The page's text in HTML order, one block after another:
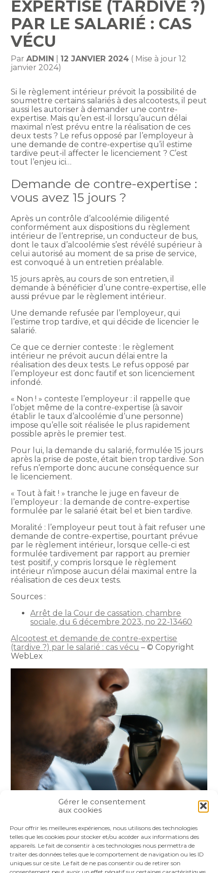
Gérer le consentement
aux cookies
Pour offrir les meilleures expériences, nous utilisons des technologies
telles que les cookies pour stocker et/ou accéder aux informations des
appareils. Le fait de consentir à ces technologies nous permettra de
traiter des données telles que le comportement de navigation ou les ID
uniques sur ce site. Le fait de ne pas consentir ou de retirer son
EXPERTISE (TARDIVE ?)
PAR LE SALARIÉ : CAS
VÉCU
ParADMIN 12 JANVIER 2024 ( Mise à jour 12
janvier 2024)
Si le règlement intérieur prévoit la possibilité de
soumettre certains salariés à des alcootests, il peut
aussi les autoriser à demander une contre-
expertise. Mais qu’en est-il lorsqu’aucun délai
maximal n’est prévu entre la réalisation de ces
deux tests ? Le refus opposé par l’employeur à
une demande de contre-expertise qu’il estime
tardive peut-il affecter le licenciement ? C’est
tout l’enjeu ici…
Demande de contre-expertise :
vous avez 15 jours ?
Après un contrôle d’alcoolémie diligenté
conformément aux dispositions du règlement
intérieur de l’entreprise, un conducteur de bus,
dont le taux d’alcoolémie s’est révélé supérieur à
celui autorisé au moment de sa prise de service,
est convoqué à un entretien préalable.
15 jours après, au cours de son entretien, il
demande à bénéficier d’une contre-expertise, elle
aussi prévue par le règlement intérieur.
Une demande refusée par l’employeur, qui
l’estime trop tardive, et qui décide de licencier le
salarié.
Ce que ce dernier conteste : le règlement
intérieur ne prévoit aucun délai entre la
réalisation des deux tests. Le refus opposé par
l’employeur est donc fautif et son licenciement
infondé.
« Non ! » conteste l’employeur : il rappelle que
l’objet même de la contre-expertise (à savoir
établir le taux d’alcoolémie d’une personne)
impose qu’elle soit réalisée le plus rapidement
possible après le premier test.
Pour lui, la demande du salarié, formulée 15 jours
après la prise de poste, était bien trop tardive. Son
refus n’emporte donc aucune conséquence sur
le licenciement.
« Tout à fait ! » tranche le juge en faveur de
l’employeur : la demande de contre-expertise
formulée par le salarié était bel et bien tardive.
Moralité : l’employeur peut tout à fait refuser une
demande de contre-expertise, pourtant prévue
par le règlement intérieur, lorsque celle-ci est
formulée tardivement par rapport au premier
test positif, y compris lorsque le règlement
intérieur n’impose aucun délai maximal entre la
réalisation de ces deux tests.
Sources :
Arrêt de la Cour de cassation, chambre
sociale, du 6 décembre 2023, no 22-13460
Alcootest et demande de contre-expertise
(tardive ?) par le salarié : cas vécu – © Copyright
WebLex
FaceBook
TwitterLinkedIn